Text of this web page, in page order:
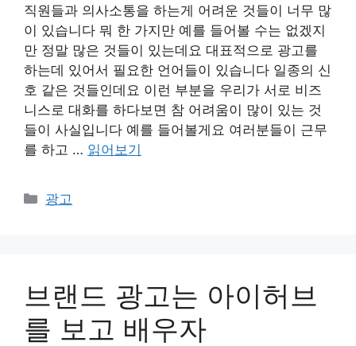
직원들과 의사소통을 하는게 어려운 것들이 너무 많
이 있습니다 뭐 한 가지만 예를 들어볼 수는 없겠지
만 정말 많은 것들이 있는데요 대표적으로 광고를
하는데 있어서 필요한 언어들이 있습니다 일종의 신
호 같은 것들인데요 이런 부분을 우리가 서로 비즈
니스로 대화를 하다보면 참 어려움이 많이 있는 것
들이 사실입니다 예를 들어볼게요 여러분들이 근무
를 하고 … 읽어보기
카
광고
브랜드 광고는 아이허브
를 보고 배우자